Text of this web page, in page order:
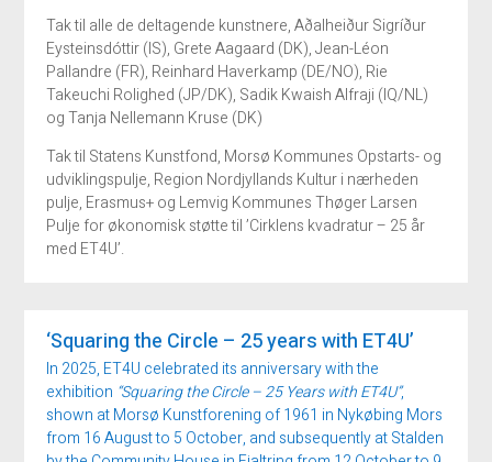
Tak til alle de deltagende kunstnere, Aðalheiður Sigríður
Eysteinsdóttir (IS), Grete Aagaard (DK), Jean-Léon
Pallandre (FR), Reinhard Haverkamp (DE/NO), Rie
Takeuchi Rolighed (JP/DK), Sadik Kwaish Alfraji (IQ/NL)
og Tanja Nellemann Kruse (DK)
Tak til Statens Kunstfond, Morsø Kommunes Opstarts- og
udviklingspulje, Region Nordjyllands Kultur i nærheden
pulje, Erasmus+ og Lemvig Kommunes Thøger Larsen
Pulje for økonomisk støtte til ’Cirklens kvadratur – 25 år
med ET4U’.
‘Squaring the Circle – 25 years with ET4U’
In 2025, ET4U celebrated its anniversary with the
exhibition “Squaring the Circle – 25 Years with ET4U”,
shown at Morsø Kunstforening of 1961 in Nykøbing Mors
from 16 August to 5 October, and subsequently at Stalden